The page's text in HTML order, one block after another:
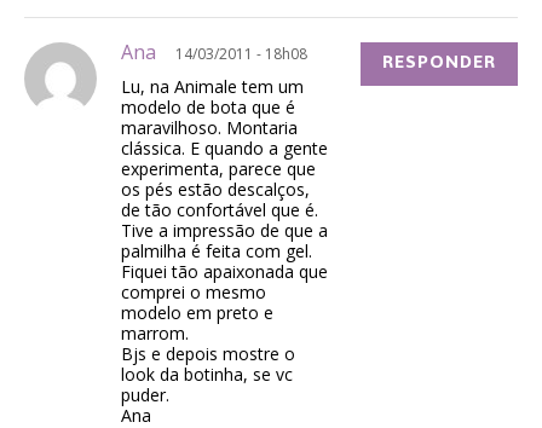
Ana 14/03/2011 - 18h08
Lu, na Animale tem um
modelo de bota que é
maravilhoso. Montaria
clássica. E quando a gente
experimenta, parece que
os pés estão descalços,
de tão confortável que é.
Tive a impressão de que a
palmilha é feita com gel.
Fiquei tão apaixonada que
comprei o mesmo
modelo em preto e
marrom.
Bjs e depois mostre o
look da botinha, se vc
puder.
Ana
RESPONDER